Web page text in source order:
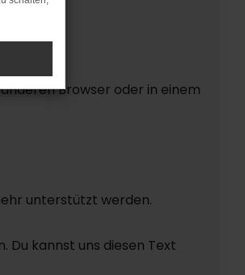
Browser oder in einem
unterstützt werden.
kannst uns diesen Text